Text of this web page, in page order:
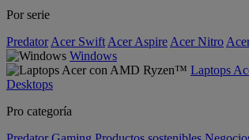
Por serie
Predator Acer Swift Acer Aspire Acer Nitro
Windows
Laptops
Desktops
Pro categoría